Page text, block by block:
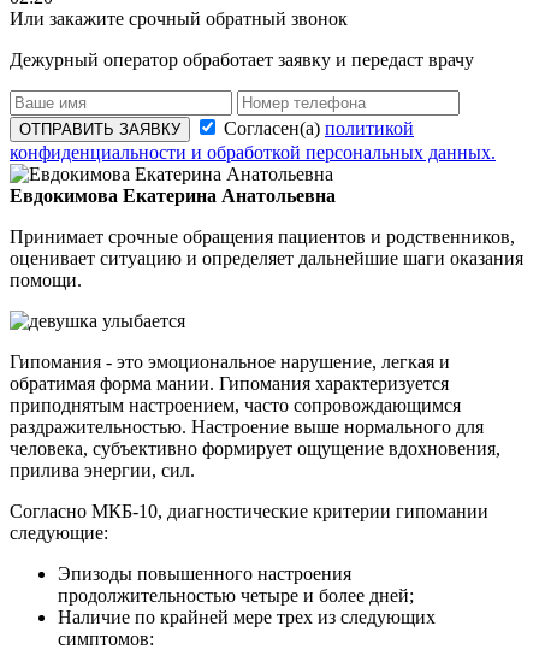
Или закажите срочный обратный звонок
Дежурный оператор обработает заявку и передаст врачу
ОТПРАВИТЬ ЗАЯВКУ Согласен(а) политикой
конфиденциальности и обработкой персональных данных.
Евдокимова Екатерина Анатольевна
Принимает срочные обращения пациентов и родственников,
оценивает ситуацию и определяет дальнейшие шаги оказания
помощи.
Гипомания - это эмоциональное нарушение, легкая и
обратимая форма мании. Гипомания характеризуется
приподнятым настроением, часто сопровождающимся
раздражительностью. Настроение выше нормального для
человека, субъективно формирует ощущение вдохновения,
прилива энергии, сил.
Согласно МКБ-10, диагностические критерии гипомании
следующие:
Эпизоды повышенного настроения
продолжительностью четыре и более дней;
Наличие по крайней мере трех из следующих
симптомов: